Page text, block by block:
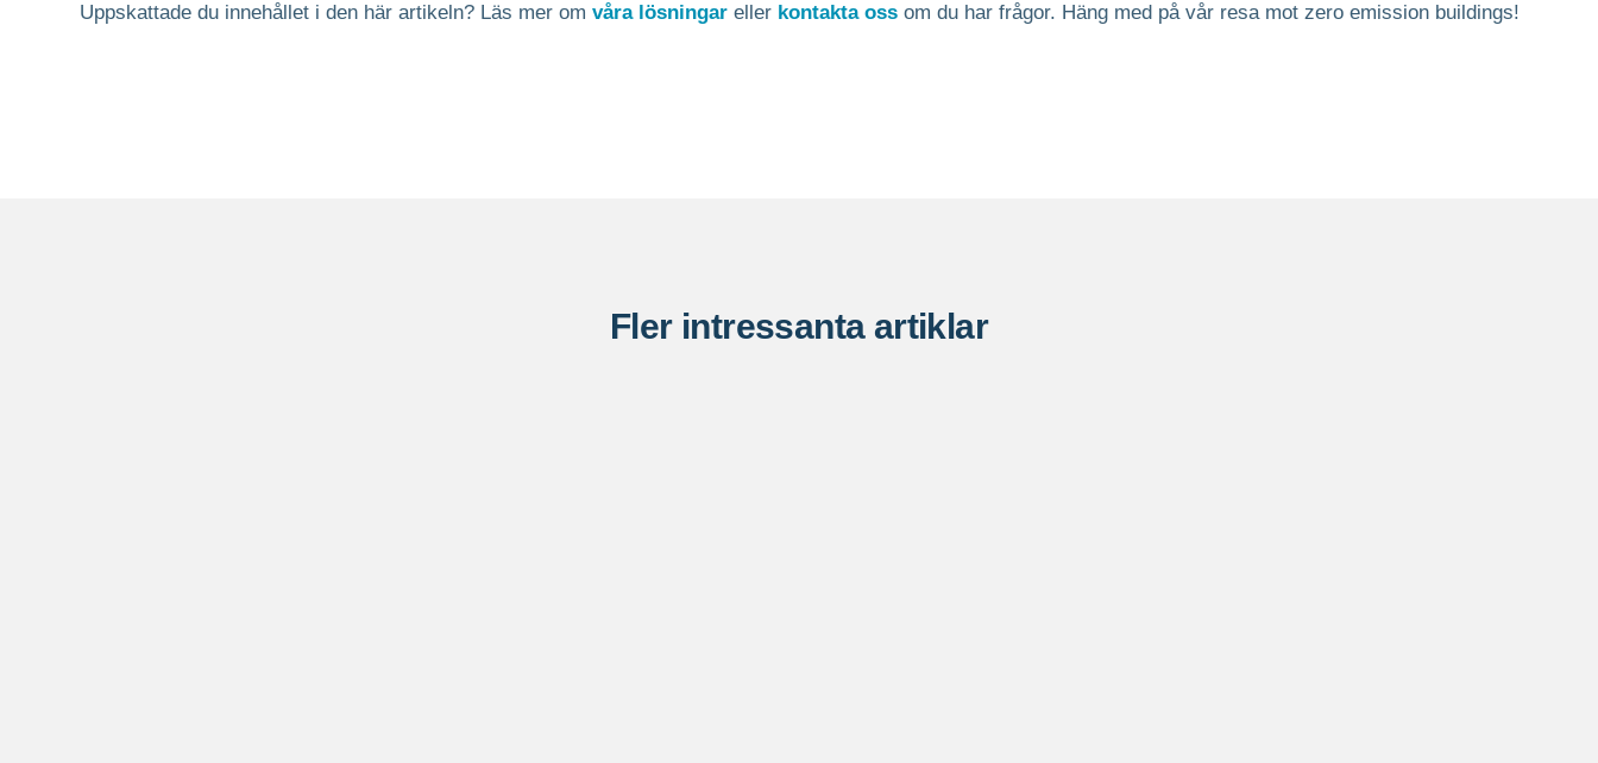
Uppskattade du innehållet i den här artikeln? Läs mer om våra lösningareller kontakta oss om du har frågor. Häng med på vår resa mot zero emission buildings!
Fler intressanta artiklar